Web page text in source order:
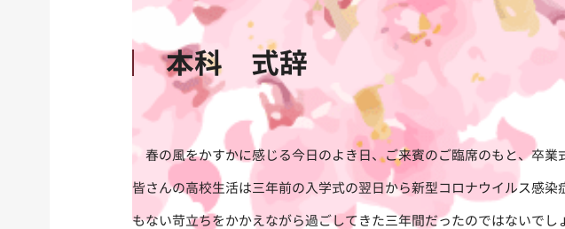
本科 式辞
春の風をかすかに感じる今日のよき日、ご来賓のご臨席のもと、卒業
皆さんの高校生活は三年前の入学式の翌日から新型コロナウイルス感
もない苛立ちをかかえながら過ごしてきた三年間だったのではないで